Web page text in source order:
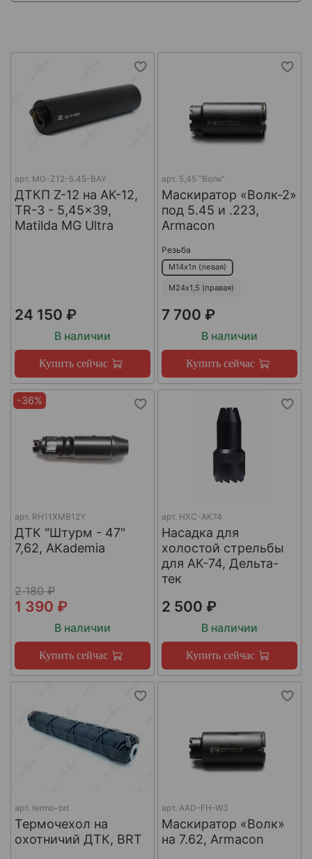
арт. MG-Z12-5.45-BAY
ДТКП Z-12 на АК-12,
TR-3 - 5,45x39,
Matilda MG Ultra
24 150 ₽
В наличии
Купить сейчас
арт. 5,45 "Волк"
Маскиратор «Волк-2»
под 5.45 и .223,
Armacon
Резьба
М14х1л (левая)
М24х1,5 (правая)
7 700 ₽
В наличии
Купить сейчас
-36%
арт. RH11XMB12Y
ДТК "Штурм - 47"
7,62, AKademia
2 180 ₽
1 390 ₽
В наличии
Купить сейчас
арт. НХС-АК74
Насадка для
холостой стрельбы
для АК-74, Дельта-
тек
2 500 ₽
В наличии
Купить сейчас
арт. termo-brt
Термочехол на
охотничий ДТК, BRT
арт. AAD-FH-W3
Маскиратор «Волк»
на 7.62, Armacon